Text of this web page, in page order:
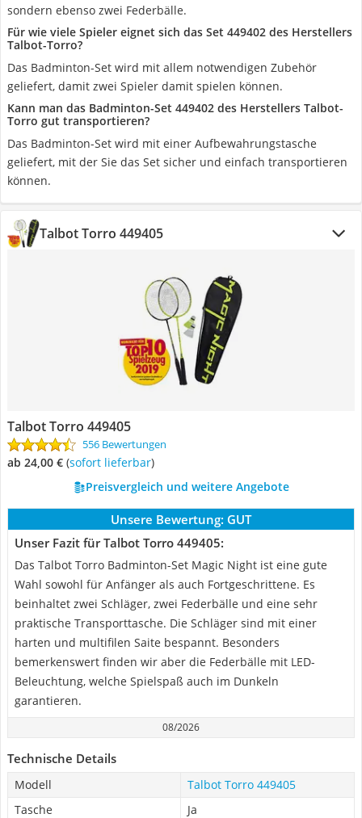
sondern ebenso zwei Federbälle.
Für wie viele Spieler eignet sich das Set 449402 des Herstellers
Talbot-Torro?
Das Badminton-Set wird mit allem notwendigen Zubehör
geliefert, damit zwei Spieler damit spielen können.
Kann man das Badminton-Set 449402 des Herstellers Talbot-
Torro gut transportieren?
Das Badminton-Set wird mit einer Aufbewahrungstasche
geliefert, mit der Sie das Set sicher und einfach transportieren
können.
Talbot Torro 449405
Talbot Torro 449405
556 Bewertungen
ab 24,00 € ( Sofort lieferbar)
Preisvergleich und weitere Angebote
Unsere Bewertung: GUT
Unser Fazit für Talbot Torro 449405:
Das Talbot Torro Badminton-Set Magic Night ist eine gute
Wahl sowohl für Anfänger als auch Fortgeschrittene. Es
beinhaltet zwei Schläger, zwei Federbälle und eine sehr
praktische Transporttasche. Die Schläger sind mit einer
harten und multifilen Saite bespannt. Besonders
bemerkenswert finden wir aber die Federbälle mit LED-
Beleuchtung, welche Spielspaß auch im Dunkeln
garantieren.
08/2026
Technische Details
Modell
Talbot Torro 449405
Tasche
Ja